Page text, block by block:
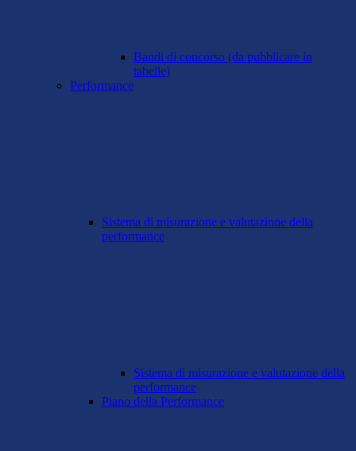
Bandi di concorso (da pubblicare in
tabelle)
Performance
Sistema di misurazione e valutazione della
performance
Sistema di misurazione e valutazione della
performance
Piano della Performance